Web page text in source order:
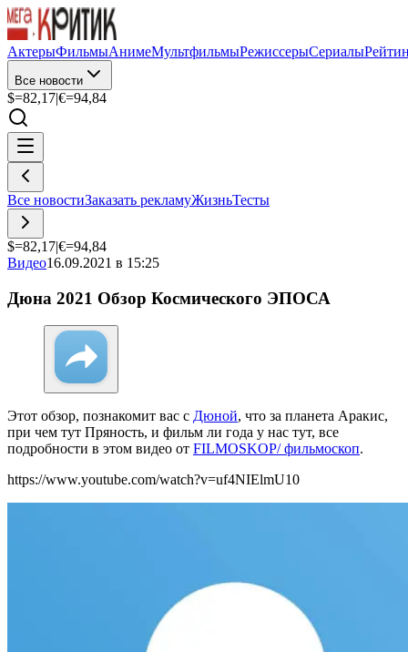
АктерыФильмыАнимеМультфильмыРежиссерыСериалы
Все новости
$=82,17|€=94,84
Все новостиЗаказать рекламуЖизньТесты
$=82,17|€=94,84
Видео16.09.2021 в 15:25
Дюна 2021 Обзор Космического ЭПОСА
Этот обзор, познакомит вас с Дюной, что за планета Аракис,
при чем тут Пряность, и фильм ли года у нас тут, все
подробности в этом видео от FILMOSKOP/ фильмоскоп.
https://www.youtube.com/watch?v=uf4NIElmU10